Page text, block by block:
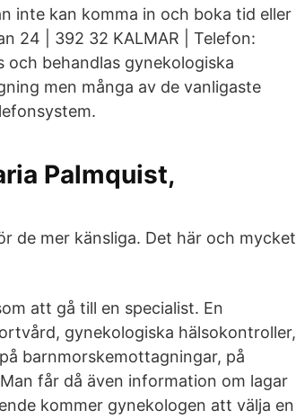
inte kan komma in och boka tid eller
24 | 392 32 KALMAR | Telefon:
behandlas gynekologiska
men många av de vanligaste
Palmquist,
de mer känsliga. Det här och mycket
att gå till en specialist. En
gynekologiska hälsokontroller,
barnmorskemottagningar, på
får då även information om lagar
kommer gynekologen att välja en